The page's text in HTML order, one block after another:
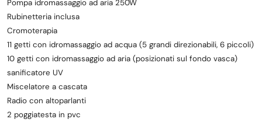
Pompa idromassaggio ad aria 250W
Rubinetteria inclusa
Cromoterapia
11 getti con idromassaggio ad acqua (5 grandi direzionabili, 6 piccoli)
10 getti con idromassaggio ad aria (posizionati sul fondo vasca)
sanificatore UV
Miscelatore a cascata
Radio con altoparlanti
2 poggiatesta in pvc